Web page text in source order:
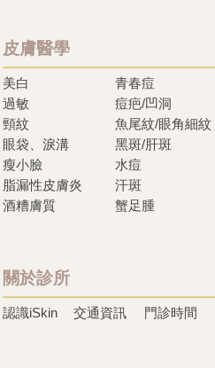
皮膚醫學
美白 青春痘
過敏
痘疤/凹洞
頸紋
魚尾紋/眼角細紋
眼袋、淚溝
黑斑/肝斑
瘦小臉
水痘
脂漏性皮膚炎
汗斑
酒糟膚質
蟹足腫
關於診所
認識iSkin 交通資訊 門診時間